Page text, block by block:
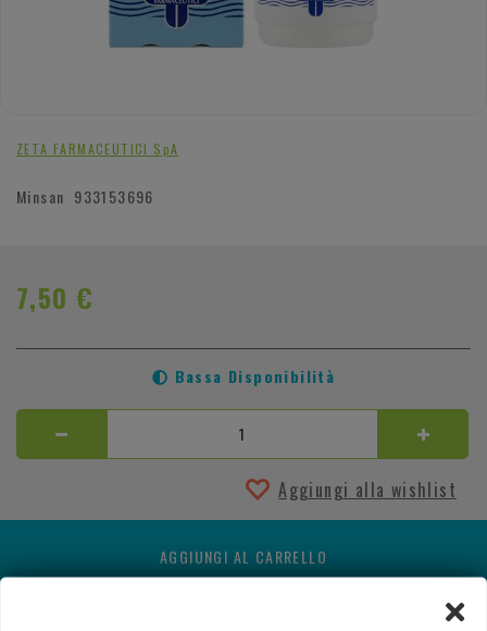
ZETA FARMACEUTICI SpA
Minsan 933153696
7,50 €
Bassa Disponibilità
Aggiungi alla wishlist
AGGIUNGI AL CARRELLO